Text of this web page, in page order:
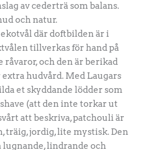
av cederträ som balans.
och natur.
där doftbilden är i
tillverkas för hand på
och den är berikad
hudvård. Med Laugars
et skyddande lödder som
(att den inte torkar ut
att beskriva, patchouli är
träig, jordig, lite mystisk. Den
lugnande, lindrande och